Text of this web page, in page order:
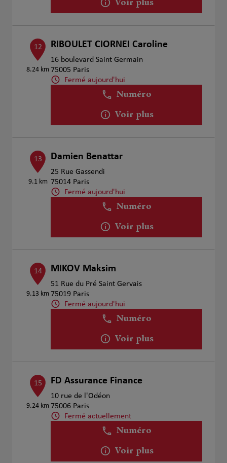
Voir plus
12
8.24 km
RIBOULET CIORNEI Caroline
16 boulevard Saint Germain
75005 Paris
Fermé aujourd'hui
Numéro
Voir plus
13
9.1 km
Damien Benattar
25 Rue Gassendi
75014 Paris
Fermé aujourd'hui
Numéro
Voir plus
14
9.13 km
MIKOV Maksim
51 Rue du Pré Saint Gervais
75019 Paris
Fermé aujourd'hui
Numéro
Voir plus
15
9.24 km
FD Assurance Finance
10 rue de l'Odéon
75006 Paris
Fermé actuellement
Numéro
Voir plus